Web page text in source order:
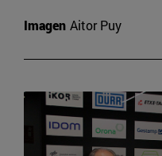
Imagen Aitor Puy